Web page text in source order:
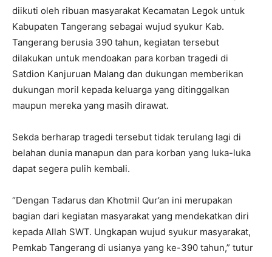
diikuti oleh ribuan masyarakat Kecamatan Legok untuk
Kabupaten Tangerang sebagai wujud syukur Kab.
Tangerang berusia 390 tahun, kegiatan tersebut
dilakukan untuk mendoakan para korban tragedi di
Satdion Kanjuruan Malang dan dukungan memberikan
dukungan moril kepada keluarga yang ditinggalkan
maupun mereka yang masih dirawat.
Sekda berharap tragedi tersebut tidak terulang lagi di
belahan dunia manapun dan para korban yang luka-luka
dapat segera pulih kembali.
“Dengan Tadarus dan Khotmil Qur’an ini merupakan
bagian dari kegiatan masyarakat yang mendekatkan diri
kepada Allah SWT. Ungkapan wujud syukur masyarakat,
Pemkab Tangerang di usianya yang ke-390 tahun,” tutur